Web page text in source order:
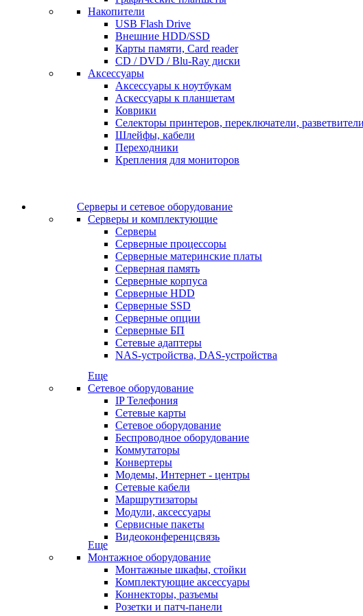
Накопители
USB Flash Drive
Внешние HDD/SSD
Карты памяти, Card reader
CD / DVD / Blu-Ray диски
Аксессуары
Аксессуары к ноутбукам
Аскессуары к планшетам
Коврики
Селекторы принтеров, переключатели,
Шлейфы, кабели
Переходники
Крепления для мониторов
Серверы и сетевое оборудование
Серверы и комплектующие
Серверы
Серверные процессоры
Серверные материнские платы
Серверная память
Серверные корпуса
Серверные HDD
Серверные SSD
Серверные опции
Серверные БП
Сетевые адаптеры
NAS-устройства, DAS-устройства
Еще
Сетевое оборудование
IP Телефония
Сетевые карты
Сетевое оборудование
Беспроводное оборудование
Коммутаторы
Конвертеры
Модемы, Интернет - центры
Сетевые кабели
Маршрутизаторы
Модули, аксессуары
Сервисные пакеты
Видеоконференцсвязь
Еще
Монтажное оборудование
Монтажные шкафы, стойки
Комплектующие аксессуары
Коннекторы, разъемы
Розетки и патч-панели